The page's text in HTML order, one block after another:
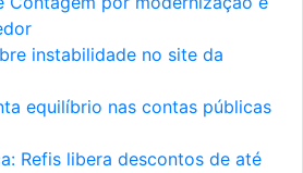
instabilidade no site da
equilíbrio nas contas públicas
Refis libera descontos de até